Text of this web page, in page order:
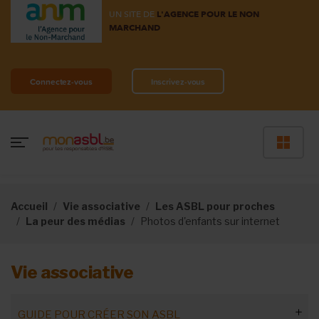
UN SITE DE L'AGENCE POUR LE NON
MARCHAND
Connectez-vous Inscrivez-vous
Accueil Vie associative
Les ASBL pour proches
La peur des médias
Photos d'enfants sur internet
Vie associative
GUIDE POUR CRÉER SON ASBL